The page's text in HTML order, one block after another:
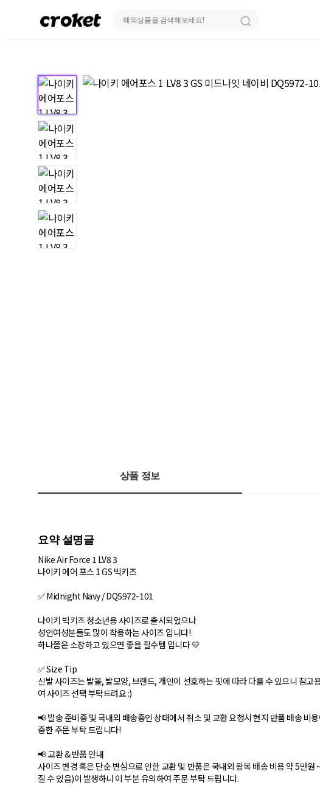
상품 정보
요약 설명글
Nike Air Force 1 LV8 3
나이키 에어 포스 1 GS 빅키즈
✅ Midnight Navy / DQ5972-101
나이키 빅키즈 청소년용 사이즈로 출시되었으나
성인여성분들도 많이 착용하는 사이즈 입니다!
하나쯤은 소장하고 있으면 좋을 필수템 입니다 💛
✅ Size Tip
신발 사이즈는 발볼, 발모양, 브랜드, 개인이 선호하는 핏에 따라 다를 수 있으니 참고
여 사이즈 선택 부탁드려요 :)
📢 발송 준비중 및 국내외 배송중인 상태에서 취소 및 교환 요청시 현지 반품 배송 비
중한 주문 부탁 드립니다!
📢 교환 & 반품 안내
사이즈 변경 혹은 단순 변심으로 인한 교환 및 반품은 국내외 왕복 배송 비용 약 5만
질 수 있음)이 발생하니 이 부분 유의하여 주문 부탁 드립니다.